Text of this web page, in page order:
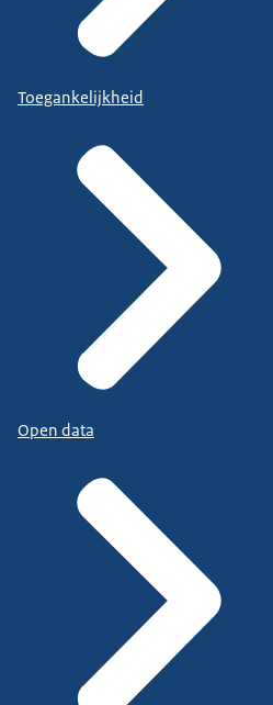
Toegankelijkheid
Open data